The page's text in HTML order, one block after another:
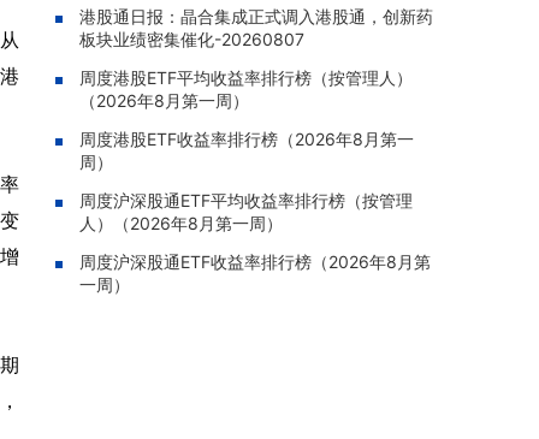
河勘查取得重大进展，保有金金属量由13.20吨
跃升至53.94吨
08-07 20:04 |迅策(03317.HK)：与天合算力订
立战略合作备忘，共探能源垂类大模型与Toke
n工厂商业化
08-07 20:02 |
中国泛半导体IMSS市场排名第三
08-07 19:47 | 浙能迈领绿航二次递表港交所，为
全球领先的绿色航运设备和系统提供商
08-07 19:09 |
港股通日报：晶合集成正式调入港股通，创新药
板块业绩密集催化-20260807
周度港股ETF平均收益率排行榜（按管理人）
（2026年8月第一周）
周度港股ETF收益率排行榜（2026年8月第一
周）
周度沪深股通ETF平均收益率排行榜（按管理
人）（2026年8月第一周）
周度沪深股通ETF收益率排行榜（2026年8月第
一周）